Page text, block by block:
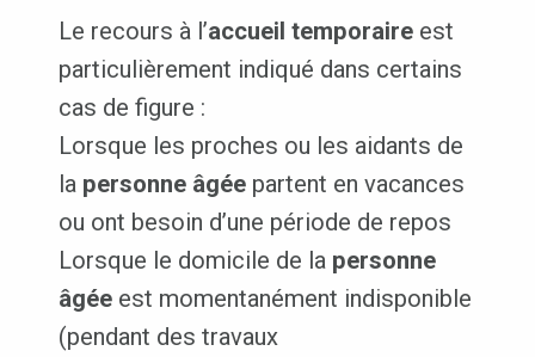
Le recours à l’accueil temporaireest
particulièrement indiqué dans certains
cas de figure :
Lorsque les proches ou les aidants de
la personne âgéepartent en vacances
ou ont besoin d’une période de repos
Lorsque le domicile de la personne
âgéeest momentanément indisponible
(pendant des travaux